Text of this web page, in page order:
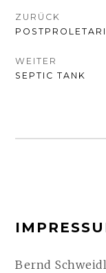
ZURÜCK
VORHERIGER
WEITER
NÄCHSTER
SEPTIC TANK
FOOTER-
Bernd